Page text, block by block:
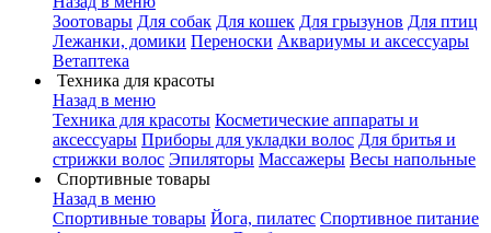
Зоотовары Для собак Для кошек Для грызунов Для птиц
Лежанки, домики Переноски Аквариумы и аксессуары
Ветаптека
Техника для красоты
Назад в меню
Техника для красоты Косметические аппараты и
аксессуары Приборы для укладки волос Для бритья и
стрижки волос Эпиляторы Массажеры Весы напольные
Спортивные товары
Назад в меню
Спортивные товары Йога, пилатес Спортивное питание